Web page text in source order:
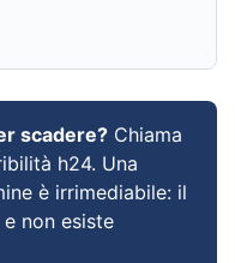
scadere? Chiama
h24. Una
è irrimediabile: il
non esiste